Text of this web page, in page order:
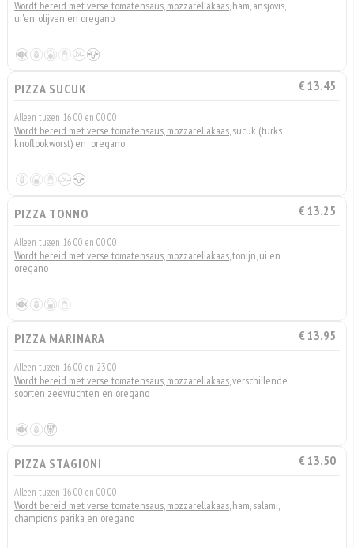
Wordt bereid met verse tomatensaus, mozzarellakaas, ham, ansjovis,
ui'en, olijven en oregano
PIZZA SUCUK € 13.45
Alleen tussen 16:00 en 00:00
Wordt bereid met verse tomatensaus, mozzarellakaas, sucuk (turks
knoflookworst) en oregano
PIZZA TONNO € 13.25
Alleen tussen 16:00 en 00:00
Wordt bereid met verse tomatensaus, mozzarellakaas, tonijn, ui en
oregano
PIZZA MARINARA € 13.95
Alleen tussen 16:00 en 23:00
Wordt bereid met verse tomatensaus, mozzarellakaas, verschillende
soorten zeevruchten en oregano
PIZZA STAGIONI € 13.50
Alleen tussen 16:00 en 00:00
Wordt bereid met verse tomatensaus, mozzarellakaas, ham, salami,
champions, parika en oregano